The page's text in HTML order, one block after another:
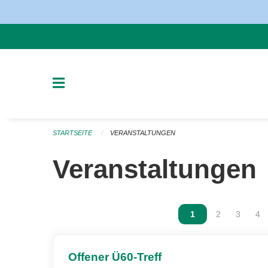
STARTSEITE VERANSTALTUNGEN
Veranstaltungen
Vous êtes sur la
1 Vous êtes
2 Vous
3 4
Offener Ü60-Treff